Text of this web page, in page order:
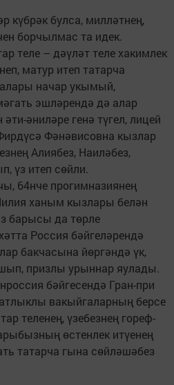
күбрәк булса, милләтнең,
борчылмас та идек.
теле – дәүләт теле хакимлек
матур итеп татарча
начар укымый,
эшләрендә дә алар
әниләре генә түгел, лицей
Фәнәвисовна кызлар
Алиябез, Наиләбез,
үз итеп сөйли.
64нче прогимназиянең
ханым кызлары белән
барысы да төрле
Россия бәйгеләрендә
бакчасына йөргәндә үк,
призлы урыннар яулады.
бәйгесендә Гран-при
вакыйгаларның берсе
теленең, үзебезнең гореф-
өстенлек итүенең
татарча гына сөйләшәбез